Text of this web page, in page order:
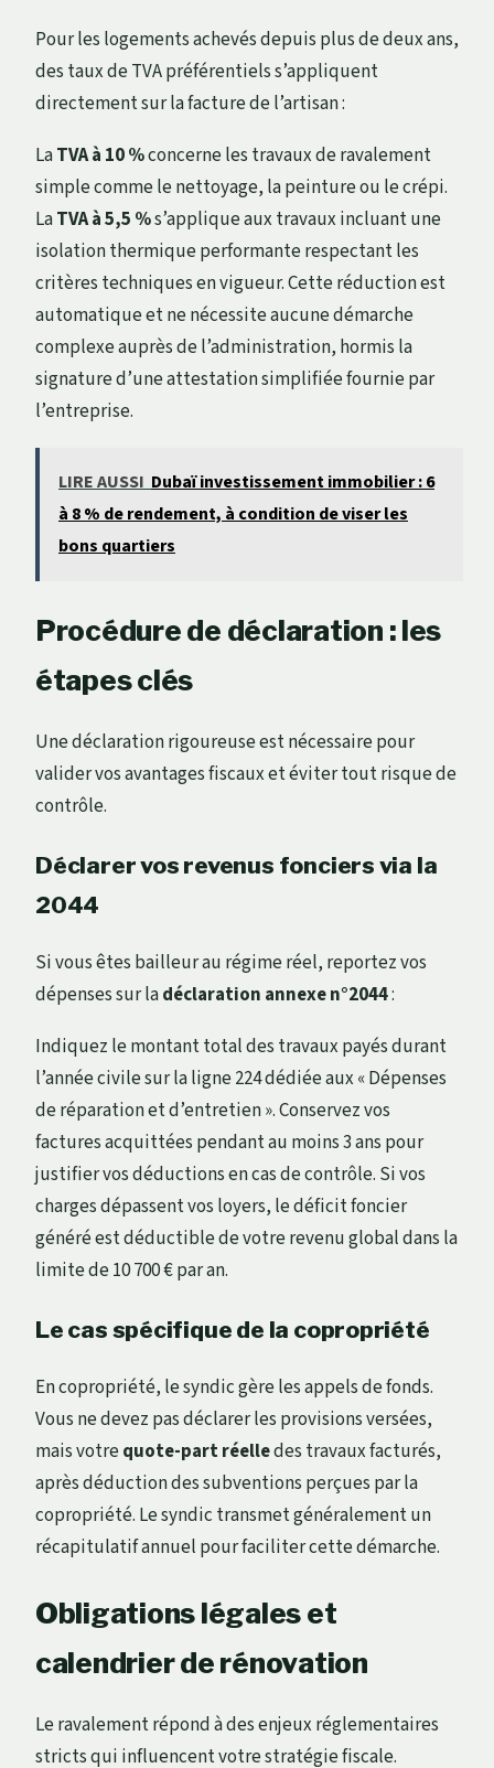
Pour les logements achevés depuis plus de deux ans,
des taux de TVA préférentiels s’appliquent
directement sur la facture de l’artisan :
LaTVA à 10 %concerne les travaux de ravalement
simple comme le nettoyage, la peinture ou le crépi.
LaTVA à 5,5 %s’applique aux travaux incluant une
isolation thermique performante respectant les
critères techniques en vigueur. Cette réduction est
automatique et ne nécessite aucune démarche
complexe auprès de l’administration, hormis la
signature d’une attestation simplifiée fournie par
l’entreprise.
LIRE AUSSI Dubaï investissement immobilier : 6
à 8 % de rendement, à condition de viser les
bons quartiers
Procédure de déclaration : les
étapes clés
Une déclaration rigoureuse est nécessaire pour
valider vos avantages fiscaux et éviter tout risque de
contrôle.
Déclarer vos revenus fonciers via la
2044
Si vous êtes bailleur au régime réel, reportez vos
dépenses sur ladéclaration annexe n°2044:
Indiquez le montant total des travaux payés durant
l’année civile sur la ligne 224 dédiée aux « Dépenses
de réparation et d’entretien ». Conservez vos
factures acquittées pendant au moins 3 ans pour
justifier vos déductions en cas de contrôle. Si vos
charges dépassent vos loyers, le déficit foncier
généré est déductible de votre revenu global dans la
limite de 10 700 € par an.
Le cas spécifique de la copropriété
En copropriété, le syndic gère les appels de fonds.
Vous ne devez pas déclarer les provisions versées,
mais votrequote-part réelledes travaux facturés,
après déduction des subventions perçues par la
copropriété. Le syndic transmet généralement un
récapitulatif annuel pour faciliter cette démarche.
Obligations légales et
calendrier de rénovation
Le ravalement répond à des enjeux réglementaires
stricts qui influencent votre stratégie fiscale.